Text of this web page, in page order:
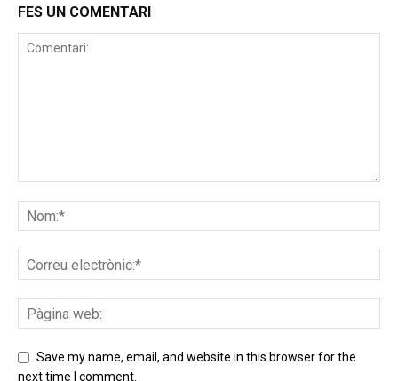
FES UN COMENTARI
Save my name, email, and website in this browser for the
next time I comment.